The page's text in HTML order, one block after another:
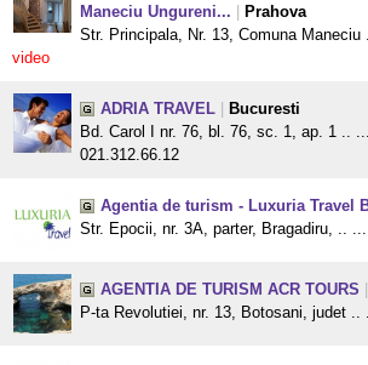
Maneciu Ungureni...
Prahova
Str. Principala, Nr. 13, Comuna Maneciu
video
ADRIA TRAVEL
Bucuresti
Bd. Carol I nr. 76, bl. 76, sc. 1, ap. 1 ..
021.312.66.12
Agentia de turism - Luxuria Travel
Str. Epocii, nr. 3A, parter, Bragadiru, ..
AGENTIA DE TURISM ACR TOURS
P-ta Revolutiei, nr. 13, Botosani, judet ..